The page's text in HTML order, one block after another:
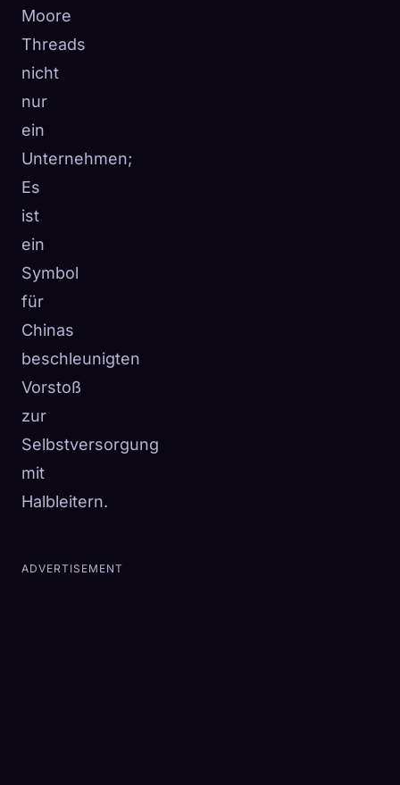
Moore
Threads
nicht
nur
ein
Unternehmen;
Es
ist
ein
Symbol
für
Chinas
beschleunigten
Vorstoß
zur
Selbstversorgung
mit
Halbleitern.
ADVERTISEMENT